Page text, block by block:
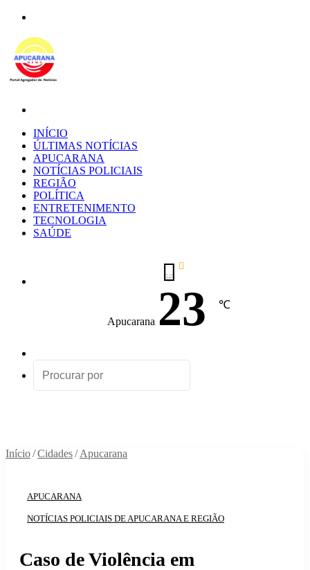
INÍCIO
ÚLTIMAS NOTÍCIAS
APUCARANA
NOTÍCIAS POLICIAIS
REGIÃO
POLÍTICA
ENTRETENIMENTO
TECNOLOGIA
SAÚDE
Apucarana 23 ℃
aleatório
Início/Cidades/ Apucarana
APUCARANA
NOTÍCIAS POLICIAIS DE APUCARANA E REGIÃO
Caso de Violência em